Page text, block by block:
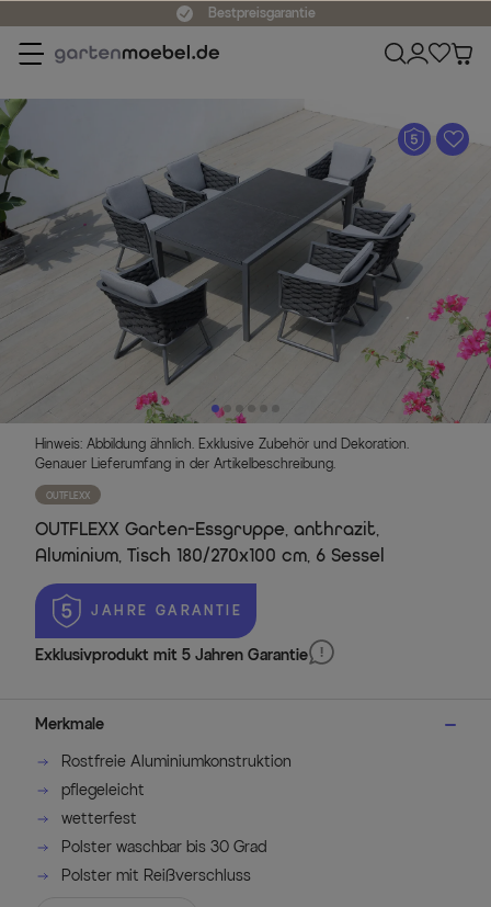
Bestpreisgarantie
A
Hinweis: Abbildung ähnlich. Exklusive Zubehör und Dekoration.
Genauer Lieferumfang in der Artikelbeschreibung.
OUTFLEXX
OUTFLEXX Garten-Essgruppe, anthrazit,
Aluminium, Tisch 180/270x100 cm, 6 Sessel
JAHRE GARANTIE
Exklusivprodukt mit 5 Jahren Garantie
Merkmale
Rostfreie Aluminiumkonstruktion
pflegeleicht
wetterfest
Polster waschbar bis 30 Grad
Polster mit Reißverschluss